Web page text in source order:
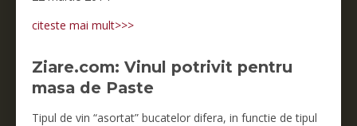
citeste mai mult>>>
Ziare.com: Vinul potrivit pentru
masa de Paste
Tipul de vin “asortat” bucatelor difera, in functie de tipul